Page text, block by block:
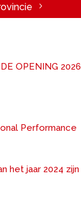
OPENING 2026
Performance
het jaar 2024 zijn